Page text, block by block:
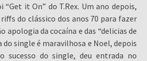
it On” do T.Rex. Um ano depois,
do clássico dos anos 70 para fazer
apologia da cocaína e das “delicias de
do single é maravilhosa e Noel, depois
sucesso do single, deu entrada no